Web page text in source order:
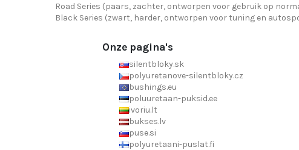
Road Series (paars, zachter, ontworpen voor gebruik op
Black Series (zwart, harder, ontworpen voor tuning en
Onze pagina's
silentbloky.sk
polyuretanove-silentbloky.cz
bushings.eu
poluuretaan-puksid.ee
ivoriu.lt
bukses.lv
puse.si
polyuretaani-puslat.fi